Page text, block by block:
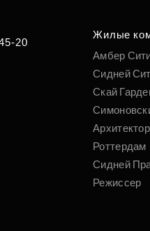
20
Жилые
Амбер
Сидней
Скай
Архитектор
Роттердам
Сидней
Режиссер